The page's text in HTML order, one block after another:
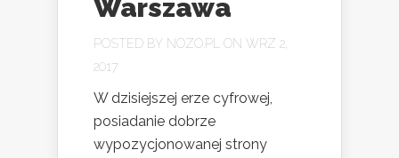
Warszawa
POSTED BY NOZO.PL
ON WRZ 2,
2017
W dzisiejszej erze cyfrowej,
posiadanie dobrze
wypozycjonowanej strony